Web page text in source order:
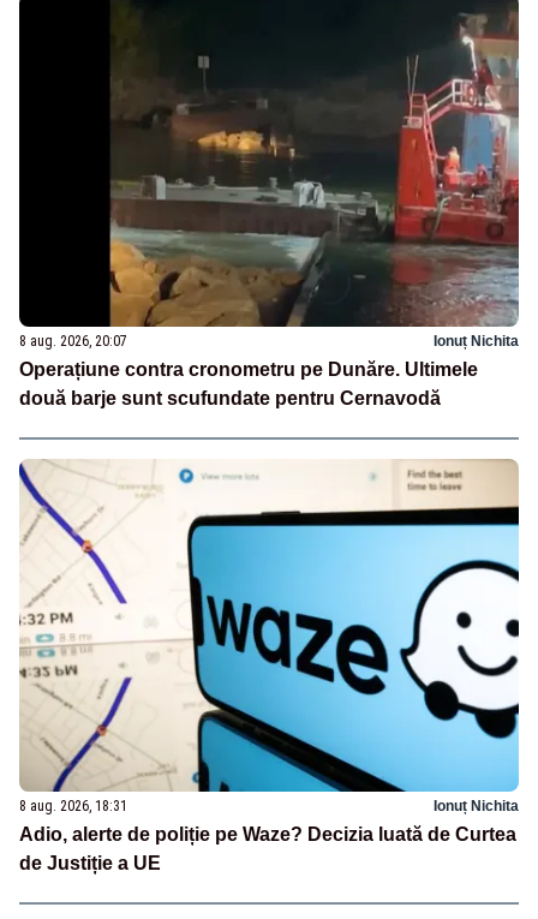
8 aug. 2026, 20:07 Ionuț Nichita
Operațiune contra cronometru pe Dunăre. Ultimele
două barje sunt scufundate pentru Cernavodă
8 aug. 2026, 18:31 Ionuț Nichita
Adio, alerte de poliție pe Waze? Decizia luată de Curtea
de Justiție a UE